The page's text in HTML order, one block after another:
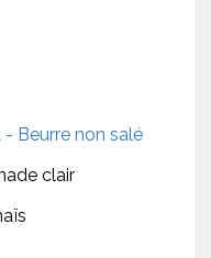
- Beurre non salé
clair